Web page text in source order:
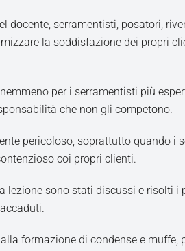
docente, serramentisti, posatori,
la soddisfazione dei propri
per i serramentisti più
che non gli competono.
pericoloso, soprattutto quando i
coi propri clienti.
lezione sono stati discussi e risolti i
formazione di condense e